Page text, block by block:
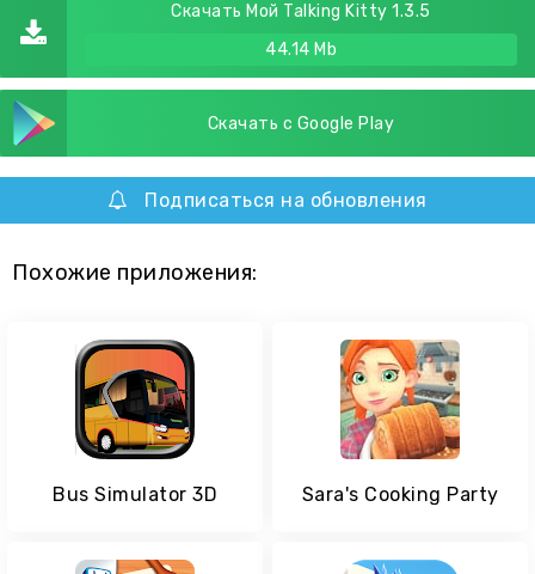
Скачать Мой Talking Kitty 1.3.5
44.14 Mb
Скачать с Google Play
Подписаться на обновления
Похожие приложения:
Bus Simulator 3D Sara's Cooking Party